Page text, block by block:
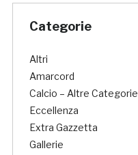
Categorie
Altri
Amarcord
Calcio – Altre Categorie
Eccellenza
Extra Gazzetta
Gallerie